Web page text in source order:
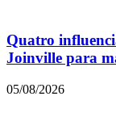
Quatro
Joinville para
05/08/2026